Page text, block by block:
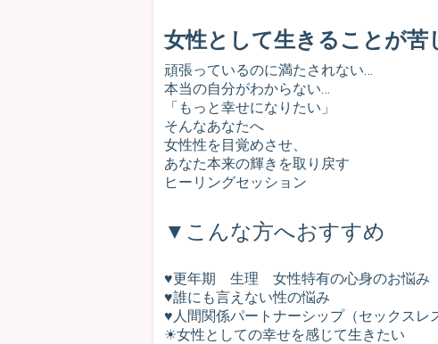
女性として生きることが苦
頑張っているのに満たされない…
本当の自分がわからない…
「もっと幸せになりたい」
そんなあなたへ
女性性を目覚めさせ、
あなた本来の輝きを取り戻す
ヒーリングセッション
▼こんな方へおすすめ
♥更年期 生理 女性特有の心身のお悩み
♥誰にも言えない性の悩み
♥人間関係パートナーシップ（セックスレ
☀︎女性としての幸せを感じて生きたい